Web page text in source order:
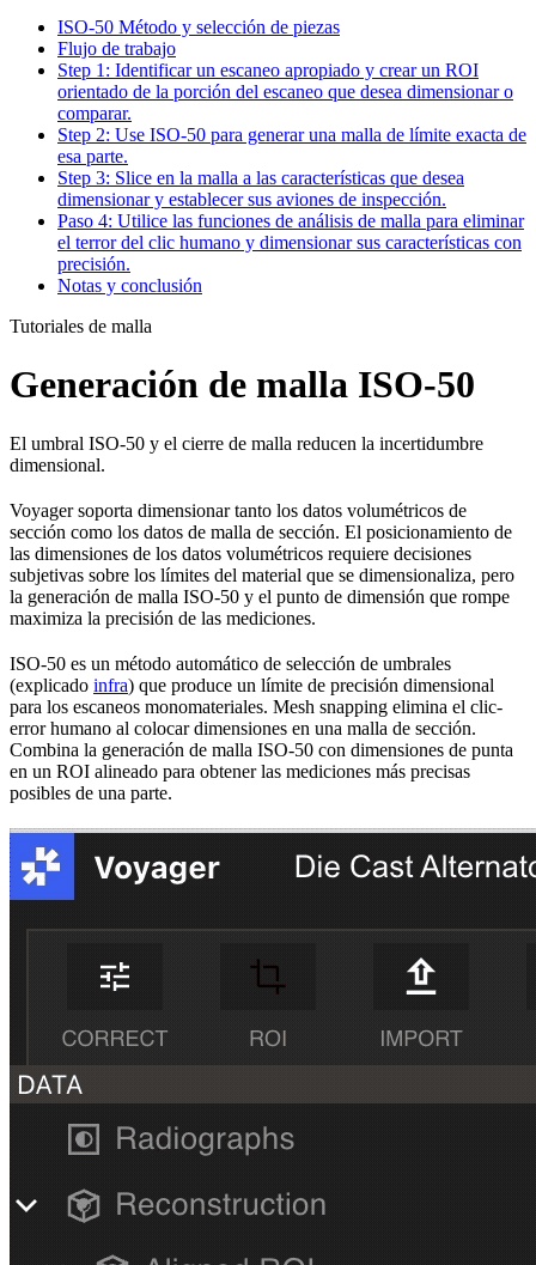
ISO-50 Método y selección de piezas
Flujo de trabajo
Step 1: Identificar un escaneo apropiado y crear un ROI
orientado de la porción del escaneo que desea dimensionar o
comparar.
Step 2: Use ISO-50 para generar una malla de límite exacta de
esa parte.
Step 3: Slice en la malla a las características que desea
dimensionar y establecer sus aviones de inspección.
Paso 4: Utilice las funciones de análisis de malla para eliminar
el terror del clic humano y dimensionar sus características con
precisión.
Notas y conclusión
Tutoriales de malla
Generación de malla ISO-50
El umbral ISO-50 y el cierre de malla reducen la incertidumbre
dimensional.
Voyager soporta dimensionar tanto los datos volumétricos de
sección como los datos de malla de sección. El posicionamiento de
las dimensiones de los datos volumétricos requiere decisiones
subjetivas sobre los límites del material que se dimensionaliza, pero
la generación de malla ISO-50 y el punto de dimensión que rompe
maximiza la precisión de las mediciones.
ISO-50 es un método automático de selección de umbrales
(explicado infra) que produce un límite de precisión dimensional
para los escaneos monomateriales. Mesh snapping elimina el clic-
error humano al colocar dimensiones en una malla de sección.
Combina la generación de malla ISO-50 con dimensiones de punta
en un ROI alineado para obtener las mediciones más precisas
posibles de una parte.